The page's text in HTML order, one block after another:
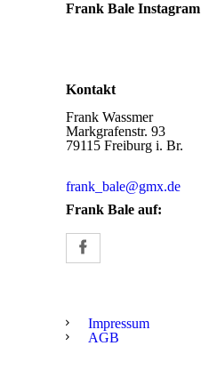
Frank Bale Instagram
Kontakt
Frank Wassmer
Markgrafenstr. 93
79115 Freiburg i. Br.
frank_bale@gmx.de
Frank Bale auf:
Impressum
AGB